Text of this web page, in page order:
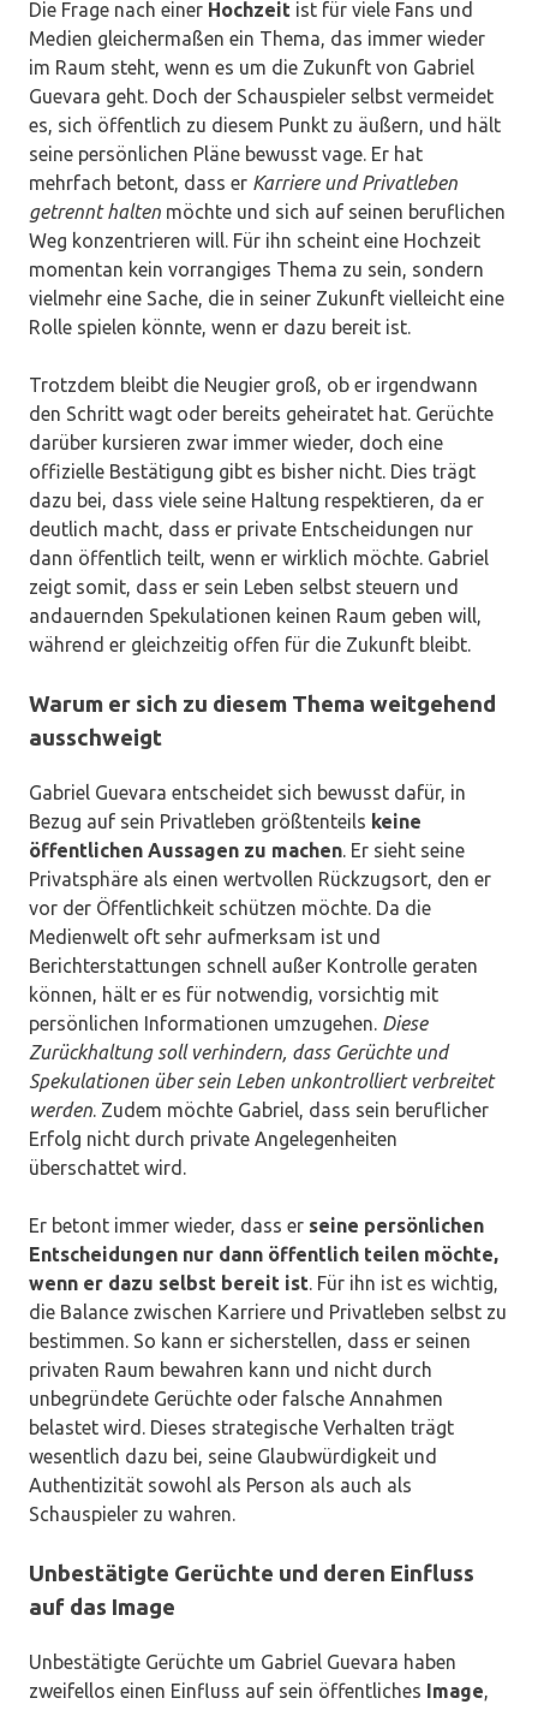
Die Frage nach einer Hochzeit ist für viele Fans und
Medien gleichermaßen ein Thema, das immer wieder
im Raum steht, wenn es um die Zukunft von Gabriel
Guevara geht. Doch der Schauspieler selbst vermeidet
es, sich öffentlich zu diesem Punkt zu äußern, und hält
seine persönlichen Pläne bewusst vage. Er hat
mehrfach betont, dass er Karriere und Privatleben
getrennt halten möchte und sich auf seinen beruflichen
Weg konzentrieren will. Für ihn scheint eine Hochzeit
momentan kein vorrangiges Thema zu sein, sondern
vielmehr eine Sache, die in seiner Zukunft vielleicht eine
Rolle spielen könnte, wenn er dazu bereit ist.
Trotzdem bleibt die Neugier groß, ob er irgendwann
den Schritt wagt oder bereits geheiratet hat. Gerüchte
darüber kursieren zwar immer wieder, doch eine
offizielle Bestätigung gibt es bisher nicht. Dies trägt
dazu bei, dass viele seine Haltung respektieren, da er
deutlich macht, dass er private Entscheidungen nur
dann öffentlich teilt, wenn er wirklich möchte. Gabriel
zeigt somit, dass er sein Leben selbst steuern und
andauernden Spekulationen keinen Raum geben will,
während er gleichzeitig offen für die Zukunft bleibt.
Warum er sich zu diesem Thema weitgehend
ausschweigt
Gabriel Guevara entscheidet sich bewusst dafür, in
Bezug auf sein Privatleben größtenteils keine
öffentlichen Aussagen zu machen. Er sieht seine
Privatsphäre als einen wertvollen Rückzugsort, den er
vor der Öffentlichkeit schützen möchte. Da die
Medienwelt oft sehr aufmerksam ist und
Berichterstattungen schnell außer Kontrolle geraten
können, hält er es für notwendig, vorsichtig mit
persönlichen Informationen umzugehen. Diese
Zurückhaltung soll verhindern, dass Gerüchte und
Spekulationen über sein Leben unkontrolliert verbreitet
werden. Zudem möchte Gabriel, dass sein beruflicher
Erfolg nicht durch private Angelegenheiten
überschattet wird.
Er betont immer wieder, dass er seine persönlichen
Entscheidungen nur dann öffentlich teilen möchte,
wenn er dazu selbst bereit ist. Für ihn ist es wichtig,
die Balance zwischen Karriere und Privatleben selbst zu
bestimmen. So kann er sicherstellen, dass er seinen
privaten Raum bewahren kann und nicht durch
unbegründete Gerüchte oder falsche Annahmen
belastet wird. Dieses strategische Verhalten trägt
wesentlich dazu bei, seine Glaubwürdigkeit und
Authentizität sowohl als Person als auch als
Schauspieler zu wahren.
Unbestätigte Gerüchte und deren Einfluss
auf das Image
Unbestätigte Gerüchte um Gabriel Guevara haben
zweifellos einen Einfluss auf sein öffentliches Image,